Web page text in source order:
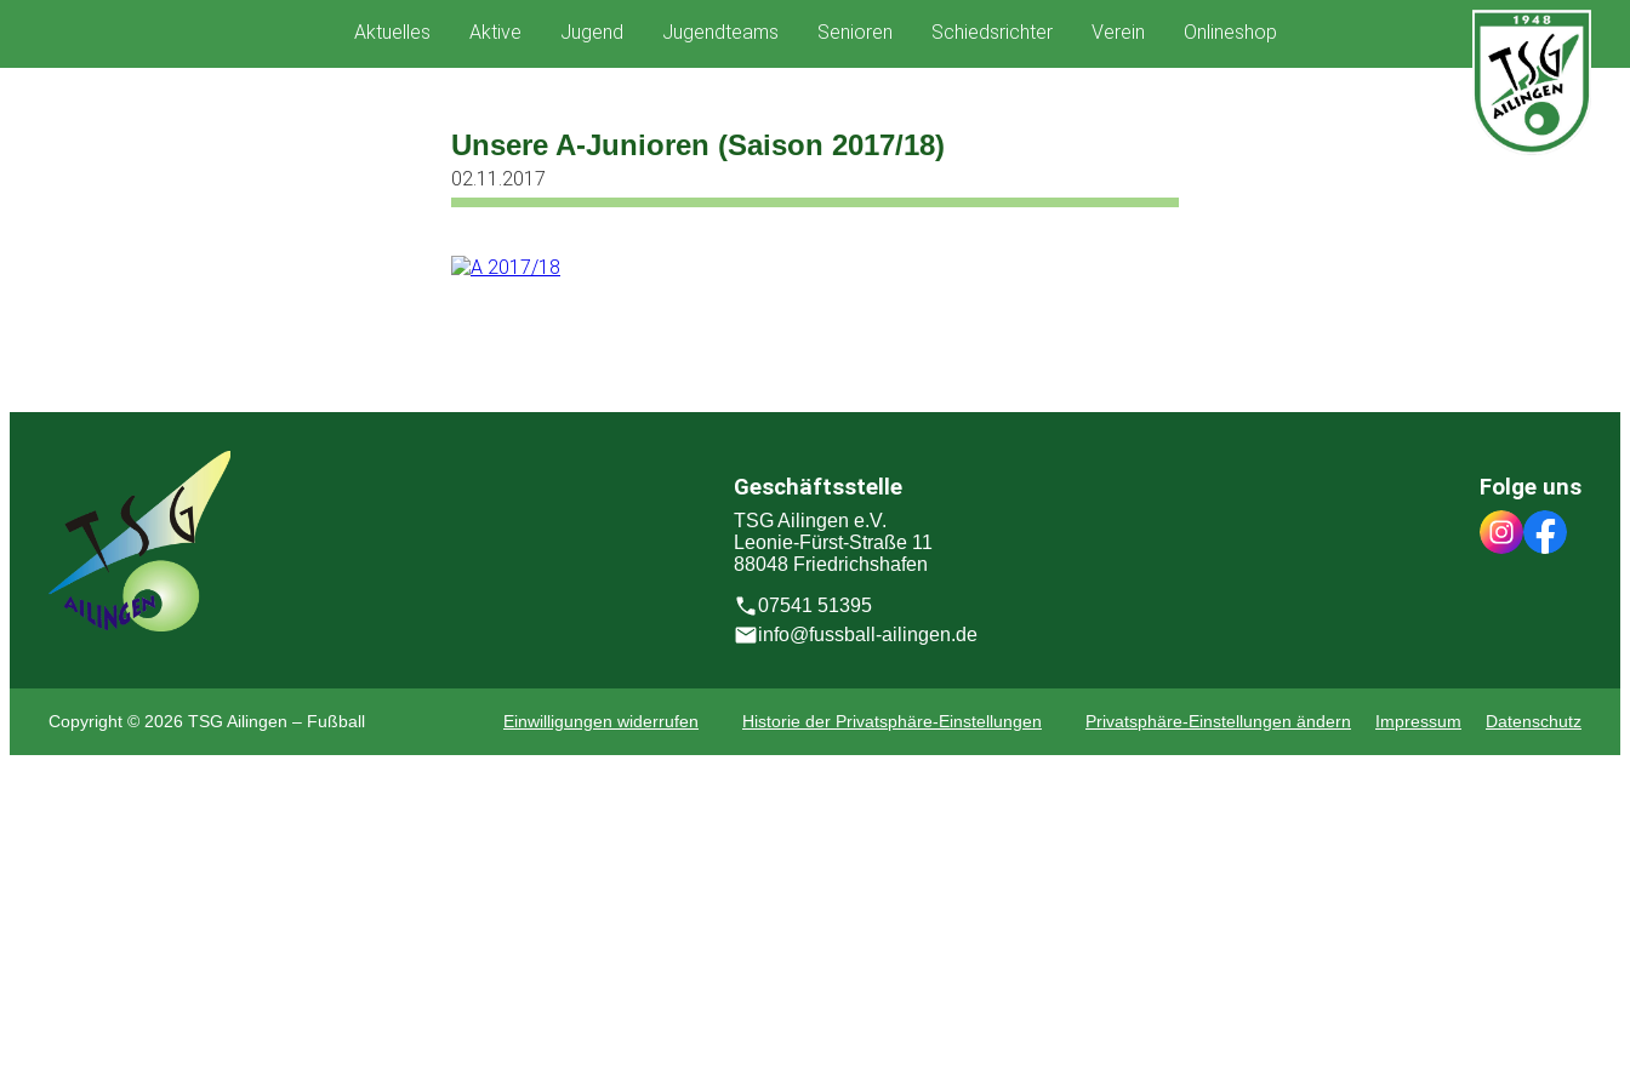
springen
Aktuelles Aktive Jugend Jugendteams Senioren Schiedsrichter Verein Onlineshop
Unsere A-Junioren (Saison 2017/18)
02.11.2017
Geschäftsstelle
TSG Ailingen e.V.
Leonie-Fürst-Straße 11
88048 Friedrichshafen
07541 51395
info@fussball-ailingen.de
Folge uns
Copyright © 2026 TSG Ailingen – Fußball Einwilligungen widerrufen Historie der Privatsphäre-Einstellungen Privatsphäre-Einstellungen ändern Impressum Datenschutz